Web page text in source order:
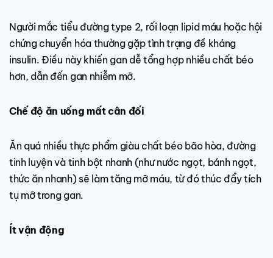
Người mắc tiểu đường type 2, rối loạn lipid máu hoặc hội
chứng chuyển hóa thường gặp tình trạng đề kháng
insulin. Điều này khiến gan dễ tổng hợp nhiều chất béo
hơn, dẫn đến gan nhiễm mỡ.
Chế độ ăn uống mất cân đối
Ăn quá nhiều thực phẩm giàu chất béo bão hòa, đường
tinh luyện và tinh bột nhanh (như nước ngọt, bánh ngọt,
thức ăn nhanh) sẽ làm tăng mỡ máu, từ đó thúc đẩy tích
tụ mỡ trong gan.
Ít vận động